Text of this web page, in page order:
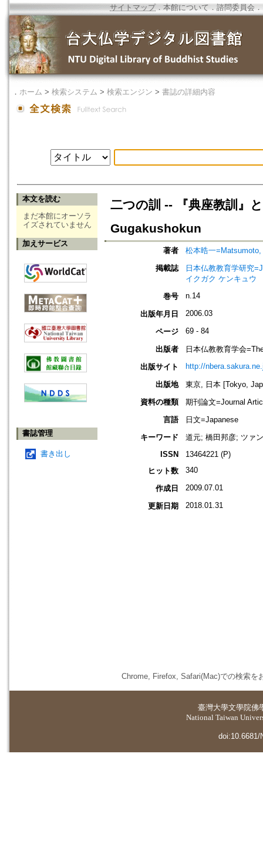
サイトマップ．本館について ． 諮問委員会 ．
． ホーム > 検索システム > 検索エンジン > 書誌の詳細内容
本文を読む
まだ本館にオーソラ
イズされていません
加えサービス
書誌管理
書き出し
二つの訓 -- 『典座教訓』
Gugakushokun
著者
松本晧一
掲載誌
日本仏教教育学研究
イクガク ケンキュウ
巻号
n.14
出版年月日 2006.03
ページ 69 - 84
出版者
日本仏教教育学会
出版サイト
http://
出版地
東京, 日本 [Tokyo,
資料の種類
期刊論文=Journal
言語
日文=Japanese
キーワード
道元; 橋田邦彦; ツァ
ISSN
13464221 (P)
ヒット数
340
作成日 2009.07.01
更新日期 2018.01.31
Chrome, Firefox, Safari(Mac)での検索を
臺灣大學文學院佛
National Taiwan
doi:10.6681/